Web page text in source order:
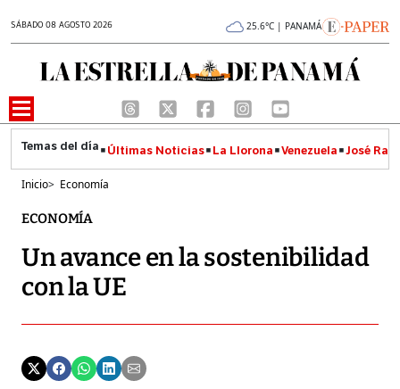
SÁBADO 08 AGOSTO 2026 25.6°C | PANAMÁ
Últimas Noticias La Llorona Venezuela José
Inicio> Economía
ECONOMÍA
Un avance en la sostenibilidad
con la UE